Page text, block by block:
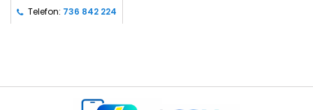
Telefon: 736 842 224